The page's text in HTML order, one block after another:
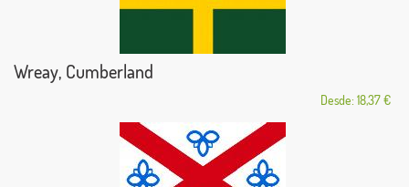
Wreay, Cumberland
Desde: 18,37 €